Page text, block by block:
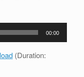
00:00
(Duration: